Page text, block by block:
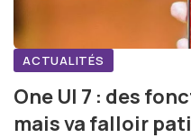
ACTUALITÉS
One UI 7 : des
mais va falloir